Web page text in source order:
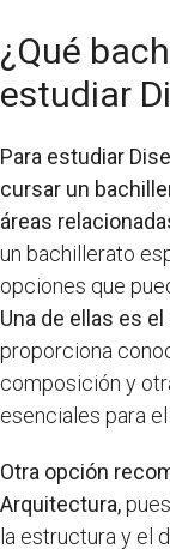
¿Qué
estudiar
Para estudiar
cursar un
áreas
un bachillerato
opciones que
Una de ellas es
proporciona
composición y
esenciales para
Otra opción
Arquitectura,
la estructura y el